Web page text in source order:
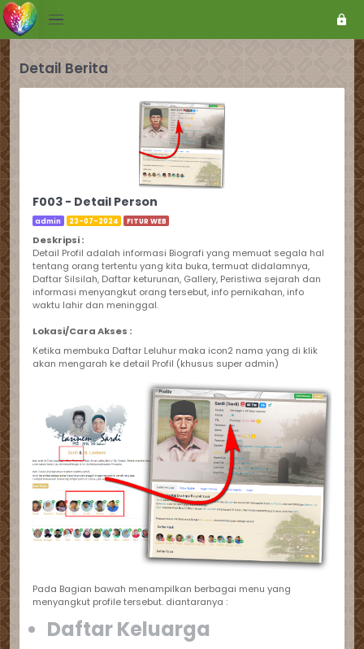
Detail Berita
F003 - Detail Person
admin 23-07-2024 FITUR WEB
Deskripsi :
Detail Profil adalah informasi Biografi yang memuat segala hal
tentang orang tertentu yang kita buka, termuat didalamnya,
Daftar Silsilah, Daftar keturunan, Gallery, Peristiwa sejarah dan
informasi menyangkut orang tersebut, info pernikahan, info
waktu lahir dan meninggal.
Lokasi/Cara Akses :
Ketika membuka Daftar Leluhur maka icon2 nama yang di klik
akan mengarah ke detail Profil (khusus super admin)
Pada Bagian bawah menampilkan berbagai menu yang
menyangkut profile tersebut. diantaranya :
Daftar Keluarga